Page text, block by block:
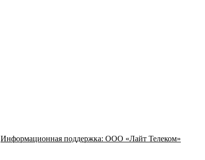
Информационная поддержка: ООО «Лайт Телеком»